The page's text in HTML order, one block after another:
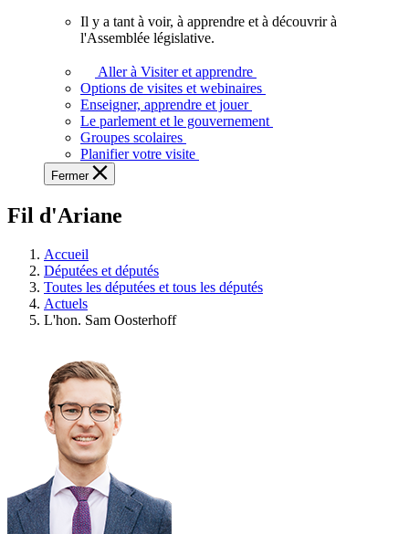
voir,
apprendre
et
à
à
législative.
Il y a tant à voir, à apprendre et à découvrir à
l'Assemblée législative.
Aller à Visiter et apprendre
Options de visites et webinaires
Enseigner, apprendre et jouer
Le parlement et le gouvernement
Groupes scolaires
Planifier votre visite
Fermer
Fil d'Ariane
Accueil
Députées et députés
Toutes les députées et tous les députés
Actuels
L'hon. Sam Oosterhoff